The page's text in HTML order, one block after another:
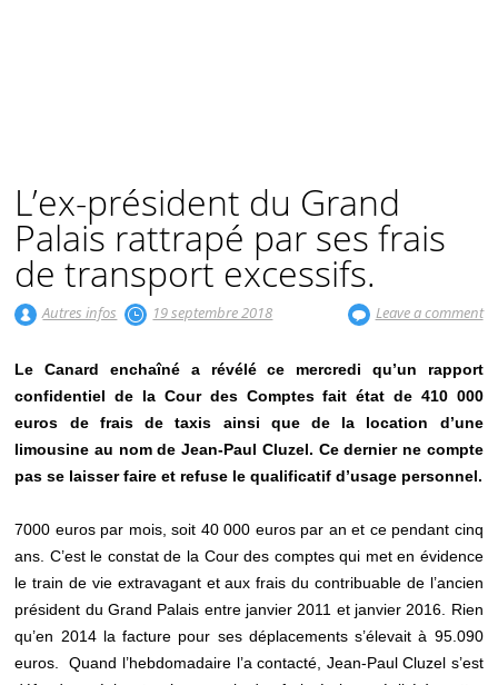
L’ex-président du Grand
Palais rattrapé par ses frais
de transport excessifs.
Autres infos 19 septembre 2018 Leave a comment
Le Canard enchaîné a révélé ce mercredi qu’un rapport
confidentiel de la Cour des Comptes fait état de 410 000
euros de frais de taxis ainsi que de la location d’une
limousine au nom de Jean-Paul Cluzel. Ce dernier ne compte
pas se laisser faire et refuse le qualificatif d’usage personnel.
7000 euros par mois, soit 40 000 euros par an et ce pendant cinq
ans. C’est le constat de la Cour des comptes qui met en évidence
le train de vie extravagant et aux frais du contribuable de l’ancien
président du Grand Palais entre janvier 2011 et janvier 2016. Rien
qu’en 2014 la facture pour ses déplacements s’élevait à 95.090
euros. Quand l’hebdomadaire l’a contacté, Jean-Paul Cluzel s’est